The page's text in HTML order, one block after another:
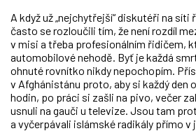
A když už „nejchytřejší“ diskutéři na
často se rozloučili tím, že není rozdíl
v misi a třeba profesionálním řidičem,
automobilové nehodě. Byť je každá
ohnuté rovnítko nikdy nepochopím.
v Afghánistánu proto, aby si každý den
hodin, po práci si zašli na pivo, večer
usnuli na gauči u televize. Jsou tam
a vyčerpávali islámské radikály přímo v